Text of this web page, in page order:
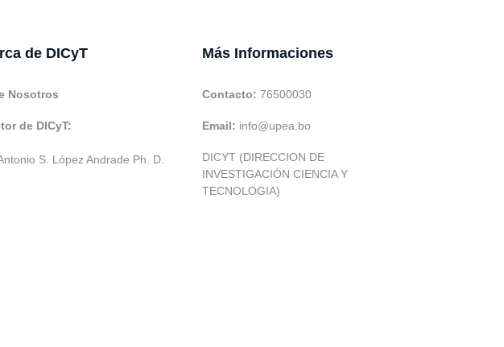
de DICyT
Nosotros
de DICyT:
S. López Andrade Ph. D.
Más Informaciones
Contacto: 76500030
Email: info@upea.bo
DICYT (DIRECCION DE
INVESTIGACIÓN CIENCIA Y
TECNOLOGIA)